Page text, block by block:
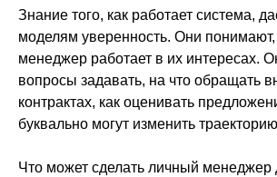
Знание того, как работает система,
моделям уверенность. Они
менеджер работает в их интересах.
вопросы задавать, на что обращать
контрактах, как оценивать
буквально могут изменить
Что может сделать личный менеджер